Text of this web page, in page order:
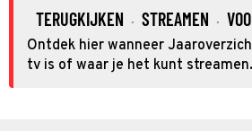
TERUGKIJKEN · STREAMEN ·
Ontdek hier wanneer
tv is of waar je het kunt streamen.